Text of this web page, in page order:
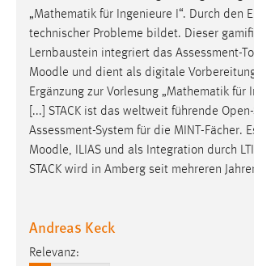
„Mathematik für Ingenieure I“. Durch den
technischer Probleme bildet. Dieser
Lernbaustein integriert das Assessment-
Moodle und dient als digitale
Ergänzung zur Vorlesung „Mathematik für
[...] STACK ist das weltweit führende
Assessment-System für die MINT-Fächer.
Moodle, ILIAS und als Integration durch
STACK wird in Amberg seit mehreren
Andreas Keck
Relevanz:
Conversion-Tracking
Cookie Laufzeit:
3 Monate
Facebook Pixel
Name:
Conversion-Tracking